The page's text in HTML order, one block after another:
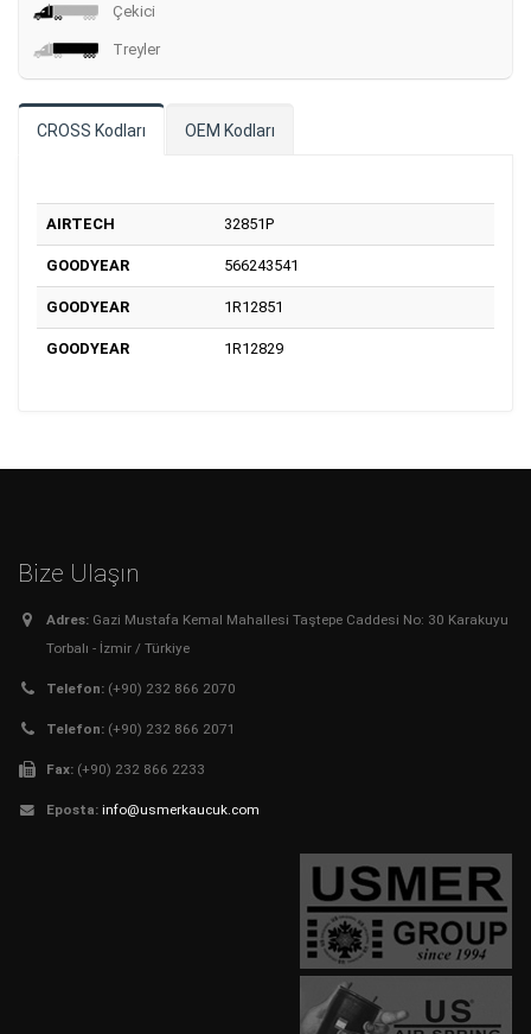
Çekici
Treyler
CROSS Kodları OEM Kodları
AIRTECH 32851P
GOODYEAR 566243541
GOODYEAR 1R12851
GOODYEAR 1R12829
Bize Ulaşın
Adres: Gazi Mustafa Kemal Mahallesi Taştepe Caddesi No: 30 Karakuyu
Torbalı - İzmir / Türkiye
Telefon: (+90) 232 866 2070
Telefon: (+90) 232 866 2071
Fax: (+90) 232 866 2233
Eposta: info@usmerkaucuk.com